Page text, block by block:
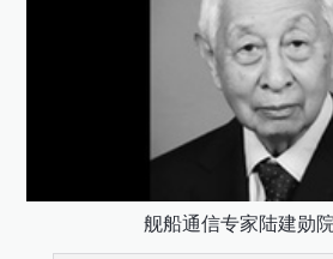
舰船通信专家陆建勋